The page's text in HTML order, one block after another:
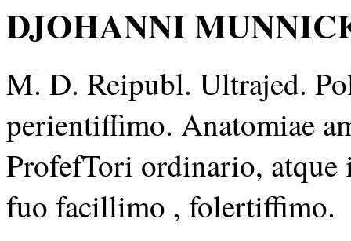
DJOHANNI
M. D. Reipubl. Ultrajed.
perientiffimo. Anatomiae
ProfefTori ordinario,
fuo facillimo , folertiffimo.